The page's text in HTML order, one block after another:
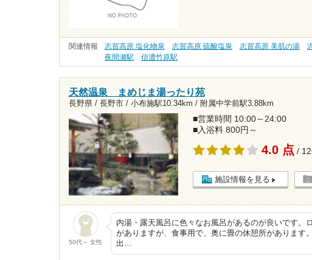
関連情報 志賀高原 塩化物泉 志賀高原 硫酸塩泉 志賀高原 美肌の湯
夜間瀬駅
信濃竹原駅
天然温泉 まめじま湯ったり苑
長野県 / 長野市 / 小布施駅10.34km / 附属中学前駅3.88km
■営業時間 10:00～24:00
■入浴料 800円～
4.0 点 /
施設情報を見る
50代～ 女性
内湯・露天風呂に色々なお風呂があるのが良いです。
がありますが、食事用で、奥に畳の休憩所があります
出…